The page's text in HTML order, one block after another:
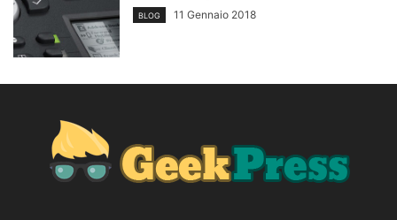
BLOG 11 Gennaio 2018